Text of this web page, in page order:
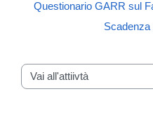
Questionario GARR sul
Vai all'attiivtà